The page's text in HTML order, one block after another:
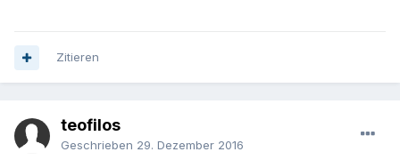
Zitieren
teofilos
Geschrieben 29. Dezember 2016